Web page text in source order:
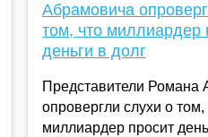
Абрамовича
том, что миллиардер
деньги в долг
Представители Романа
опровергли слухи о том,
миллиардер просит